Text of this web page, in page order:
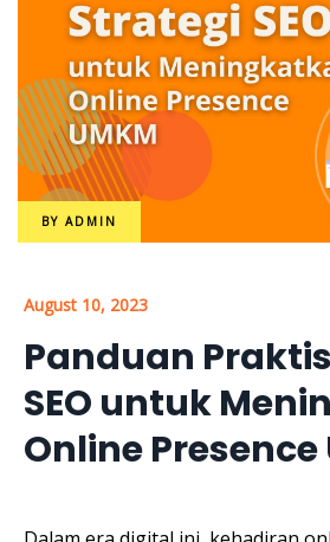
BY ADMIN
August 10, 2023
Panduan
SEO untuk
Online Presence